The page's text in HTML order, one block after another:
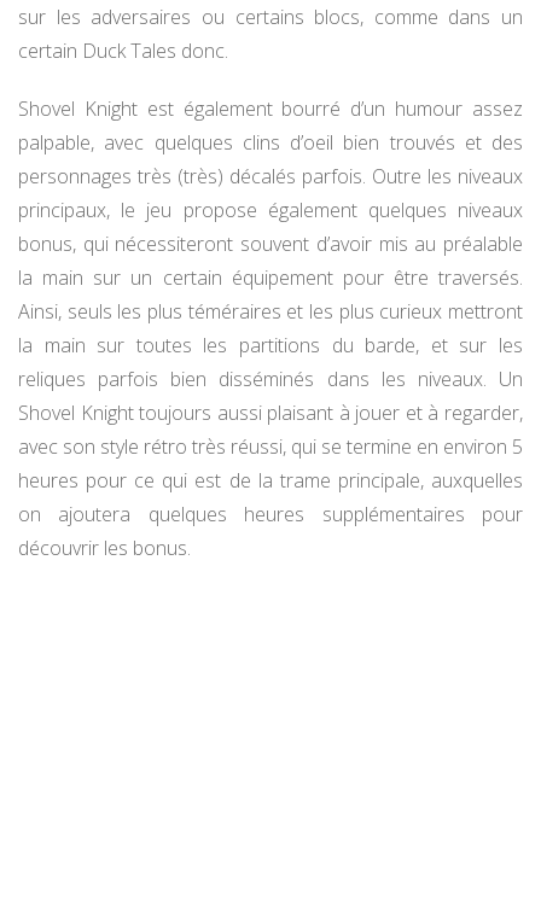
sur les adversaires ou certains blocs, comme dans un
certain Duck Tales donc.
Shovel Knight est également bourré d’un humour assez
palpable, avec quelques clins d’oeil bien trouvés et des
personnages très (très) décalés parfois. Outre les niveaux
principaux, le jeu propose également quelques niveaux
bonus, qui nécessiteront souvent d’avoir mis au préalable
la main sur un certain équipement pour être traversés.
Ainsi, seuls les plus téméraires et les plus curieux mettront
la main sur toutes les partitions du barde, et sur les
reliques parfois bien disséminés dans les niveaux. Un
Shovel Knight toujours aussi plaisant à jouer et à regarder,
avec son style rétro très réussi, qui se termine en environ 5
heures pour ce qui est de la trame principale, auxquelles
on ajoutera quelques heures supplémentaires pour
découvrir les bonus.